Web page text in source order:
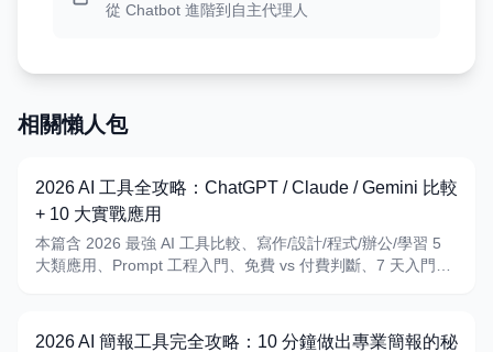
從 Chatbot 進階到自主代理人
相關懶人包
2026 AI 工具全攻略：ChatGPT / Claude / Gemini 比較
+ 10 大實戰應用
本篇含 2026 最強 AI 工具比較、寫作/設計/程式/辦公/學習 5
大類應用、Prompt 工程入門、免費 vs 付費判斷、7 天入門計
2026 AI 簡報工具完全攻略：10 分鐘做出專業簡報的秘